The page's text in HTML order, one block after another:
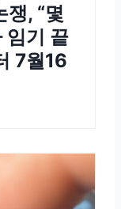
, “몇
임기 끝
7월16